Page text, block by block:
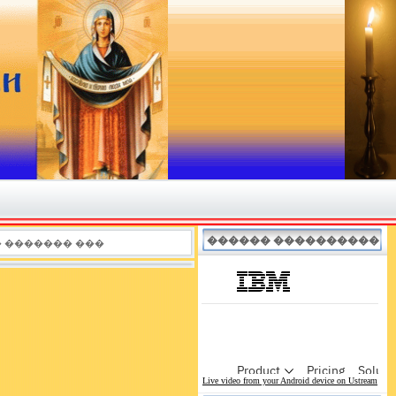
������� ��� ������ ����������
Live video from your Android device on Ustream